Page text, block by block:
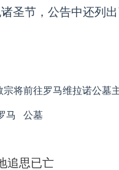
圣节，公告中还列
宗将前往罗马维拉诺公墓
马 公墓
追思已亡